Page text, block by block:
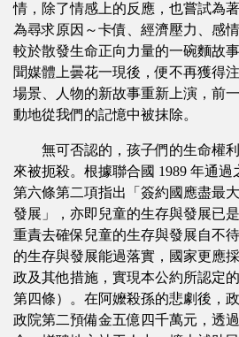
情，除了情感上的反應，也嘗試為
為尋求原因～卡債、經濟壓力、感
較於散發生命正向力量的一碗麵故
聞媒體上曇花一現後，便不再獲得
場景、人物的新故事重新上演，前
動地從我們的記憶中被抹除。
無可否認的，孩子們的生命權利
來被扼殺。根據聯合國 1989 年通過
第六條第二項指出「簽約國應盡最
發展」，亦即兒童的生存與發展已
重責去確保兒童的生存與發展自不
的生存與發展能過落實，國家更應
政及其他措施，實現本公約所認定
第四條）。在阿嬤殺孫的悲劇後，
政院第二預備金五億四千萬元，透